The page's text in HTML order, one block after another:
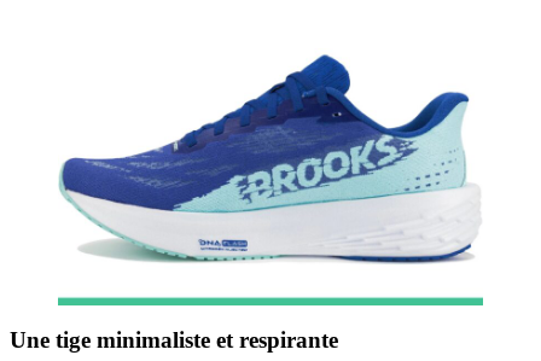
Une tige minimaliste et respirante